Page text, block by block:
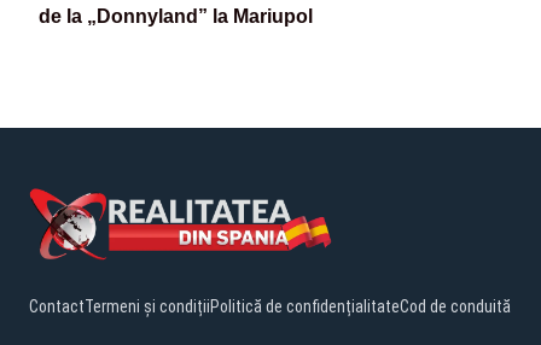
de la „Donnyland” la Mariupol
ContactTermeni și condițiiPolitică de confidențialitateCod de conduită